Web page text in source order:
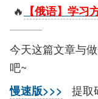
🔥 【俄语】学
今天这篇文章与
吧~
慢速版>>>
提取